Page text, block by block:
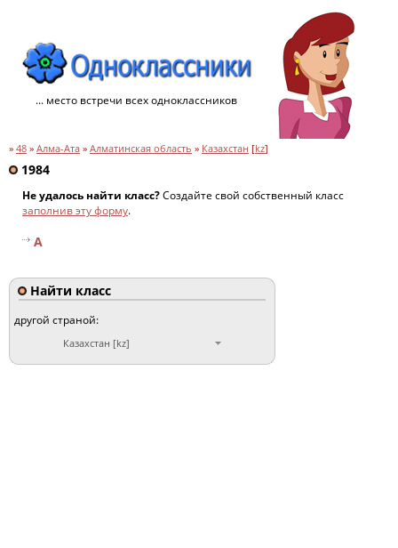
... место встречи всех одноклассников
» 48 » Алма-Ата » Алматинская область » Казахстан [kz]
1984
Не удалось найти класс?Создайте свой собственный класс
заполнив эту форму.
A
Найти класс
другой страной:
Казахстан [kz]